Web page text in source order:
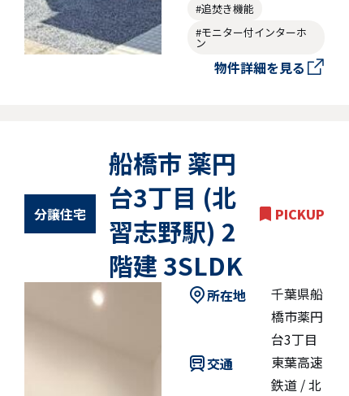
#追焚き機能
#モニター付インターホ
ン
物件詳細を見る
分譲住宅
船橋市 薬円
台3丁目 (北
習志野駅) 2
階建 3SLDK
PICKUP
所在地
千葉県船
橋市薬円
台3丁目
交通
東葉高速
鉄道 / 北